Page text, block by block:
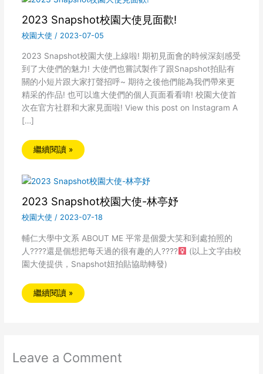
2023 Snapshot校園大使見面歡!
校園大使 / 2023-07-05
2023 Snapshot校園大使上線啦! 期初見面會的時候深刻感受
到了大使們的魅力! 大使們也嘗試製作了跟Snapshot拍貼有
關的小短片跟大家打聲招呼~ 期待之後他們能為我們帶來更
精采的作品! 也可以進大使們的個人頁面看看唷! 校園大使首
次在官方社群和大家見面啦! View this post on Instagram A
[…]
繼續閱讀 »
2023 Snapshot校園大使-林亭妤
校園大使 / 2023-07-18
輔仁大學中文系 ABOUT ME 平常是個愛大笑和到處拍照的
人????還是個想把每天過的很有趣的人????‍
(以上文字由校
園大使提供，Snapshot妞拍貼協助轉發)
繼續閱讀 »
Leave a Comment